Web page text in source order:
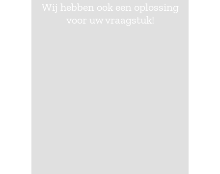
Wij hebben ook een oplossing
voor uw vraagstuk!